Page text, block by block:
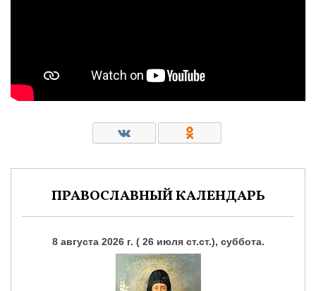
ПРАВОСЛАВНЫЙ КАЛЕНДАРЬ
8 августа 2026 г. ( 26 июля ст.ст.), суббота.